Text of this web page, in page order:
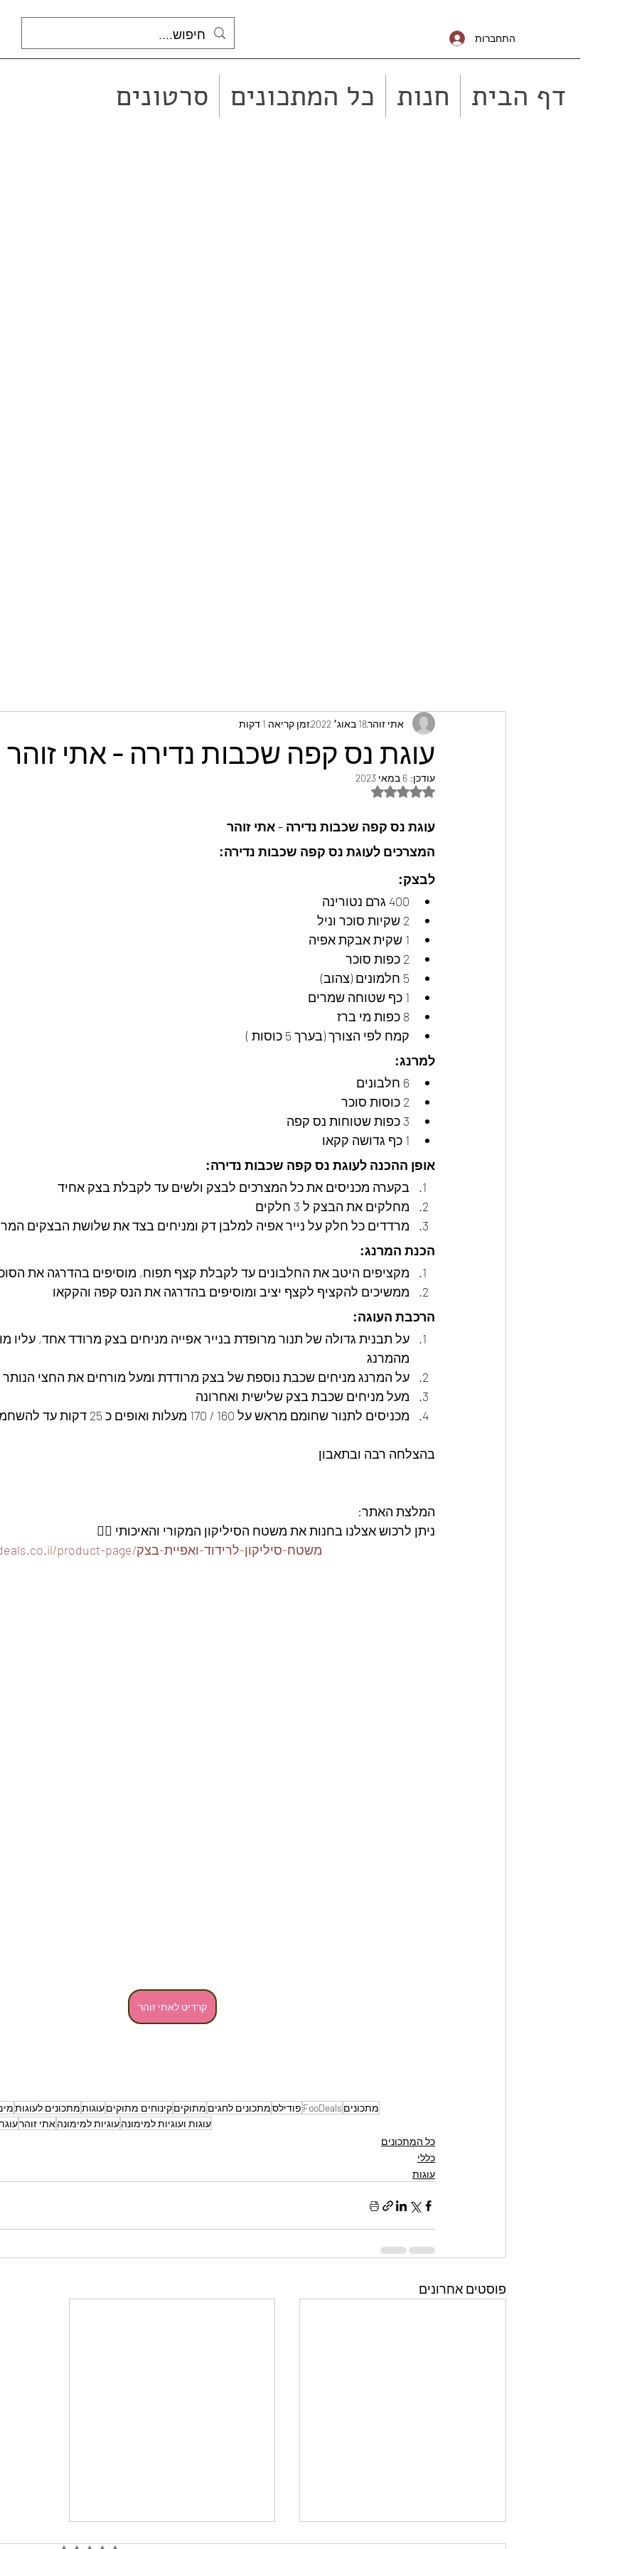
התחברות
דף הבית חנות כל המתכונים סרטונים
עוגת נס קפה שכבות נדירה - אתי זוהר
אתי זוהר18 באוג׳ 2022 זמן קריאה 1 דקות
עודכן: 6 במאי 2023
דירוג של NaN מתוך 5 כוכבים
עוגת נס קפה שכבות נדירה - אתי זוהר
המצרכים לעוגת נס קפה שכבות נדירה:
לבצק:
400 גרם נטורינה
2 שקיות סוכר וניל
1 שקית אבקת אפיה
2 כפות סוכר
5 חלמונים (צהוב)
1 כף שטוחה שמרים
8 כפות מי ברז
קמח לפי הצורך (בערך 5 כוסות )
למרנג:
6 חלבונים
2 כוסות סוכר
3 כפות שטוחות נס קפה
1 כף גדושה קקאו
אופן ההכנה לעוגת נס קפה שכבות נדירה:
בקערה מכניסים את כל המצרכים לבצק ולשים עד לקבלת בצק אחיד
מחלקים את הבצק ל 3 חלקים
מרדדים כל חלק על נייר אפיה למלבן דק ומניחים בצד את שלושת הבצקים
הכנת המרנג:
מקציפים היטב את החלבונים עד לקבלת קצף תפוח, מוסיפים בהדרגה את
ממשיכים להקציף לקצף יציב ומוסיפים בהדרגה את הנס קפה והקקאו
הרכבת העוגה:
על תבנית גדולה של תנור מרופדת בנייר אפייה מניחים בצק מרודד אחד, עליו
מהמרנג
על המרנג מניחים שכבת נוספת של בצק מרודדת ומעל מורחים את החצי
מעל מניחים שכבת בצק שלישית ואחרונה
מכניסים לתנור שחומם מראש על 160 / 170 מעלות ואופים כ 25 דקות עד להשחמה קלה
בהצלחה רבה ובתאבון
המלצת האתר:
ניתן לרכוש אצלנו בחנות את משטח הסיליקון המקורי והאיכותי 👇🏽
https://www.foodeals.co.il/product-page/משטח-סיליקון-לרידוד-ואפיית-בצק
קרדיט לאתי זוהר
מתכונים FooDeals פודילסמתכונים לחגים מתוקיםקינוחים מתוקיםעוגותמתכונים לעוגות
עוגות ועוגיות למימונהעוגיות למימונהאתי זוהר
כל המתכונים
כללי
עוגות
פוסטים אחרונים